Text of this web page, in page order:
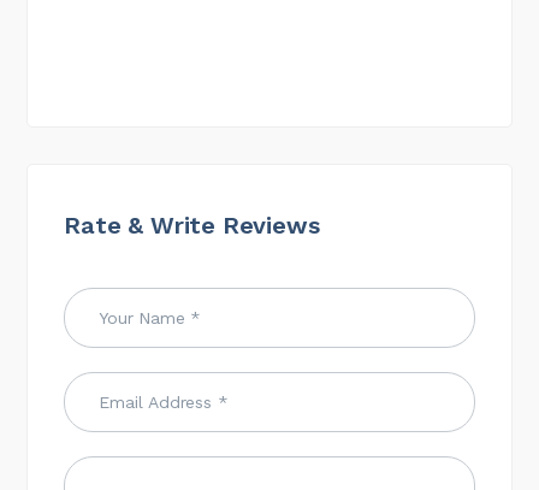
Rate & Write Reviews